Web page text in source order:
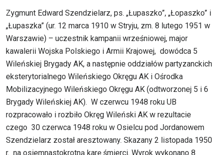
Zygmunt Edward Szendzielarz, ps. „Łupaszko”, „Łopaszko” i
„Łupaszka” (ur. 12 marca 1910 w Stryju, zm. 8 lutego 1951 w
Warszawie) – uczestnik kampanii wrześniowej, major
kawalerii Wojska Polskiego i Armii Krajowej, dowódca 5
Wileńskiej Brygady AK, a następnie oddziałów partyzanckich
eksterytorialnego Wileńskiego Okręgu AK i Ośrodka
Mobilizacyjnego Wileńskiego Okręgu AK (odtworzonej 5 i 6
Brygady Wileńskiej AK). W czerwcu 1948 roku UB
rozpracowało i rozbiło Okręg Wileński AK w rezultacie
czego 30 czerwca 1948 roku w Osielcu pod Jordanowem
Szendzielarz został aresztowany. Skazany 2 listopada 1950
r. na osiemnastokrotną karę śmierci. Wyrok wykonano 8